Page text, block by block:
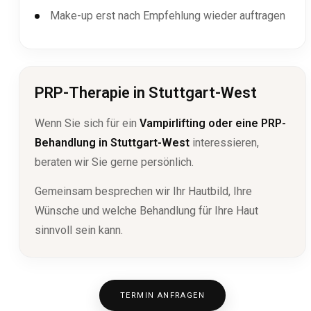
Make-up erst nach Empfehlung wieder auftragen
PRP-Therapie in Stuttgart-West
Wenn Sie sich für ein Vampirlifting oder eine PRP-
Behandlung in Stuttgart-West interessieren,
beraten wir Sie gerne persönlich.
Gemeinsam besprechen wir Ihr Hautbild, Ihre
Wünsche und welche Behandlung für Ihre Haut
sinnvoll sein kann.
TERMIN ANFRAGEN